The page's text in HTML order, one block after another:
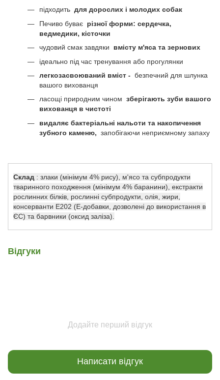
підходить для дорослих і молодих собак
Печиво буває різної форми: сердечка,
ведмедики, кісточки
чудовий смак завдяки вмісту м'яса та зернових
ідеально під час тренування або прогулянки
легкозасвоюваний вміст - безпечний для шлунка
вашого вихованця
ласощі природним чином зберігають зуби вашого
вихованця в чистоті
видаляє бактеріальні нальоти та накопичення
зубного каменю, запобігаючи неприємному запаху
Склад : злаки (мінімум 4% рису), м'ясо та субпродукти
тваринного походження (мінімум 4% баранини), екстракти
рослинних білків, рослинні субпродукти, олія, жири,
консерванти E202 (E-добавки, дозволені до використання в
ЄС) та барвники (оксид заліза).
Відгуки
Додайте перший відгук
Написати відгук